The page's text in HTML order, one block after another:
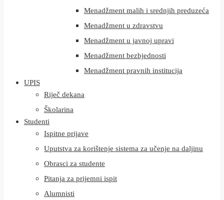
Menadžment malih i srednjih preduzeća
Menadžment u zdravstvu
Menadžment u javnoj upravi
Menadžment bezbjednosti
Menadžment pravnih institucija
UPIS
Riječ dekana
Školarina
Studenti
Ispitne prijave
Uputstva za korištenje sistema za učenje na daljinu
Obrasci za studente
Pitanja za prijemni ispit
Alumnisti